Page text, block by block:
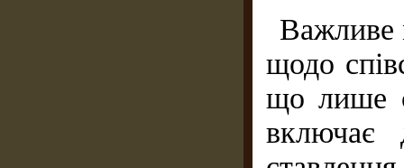
Важливе
щодо
що лише
включає